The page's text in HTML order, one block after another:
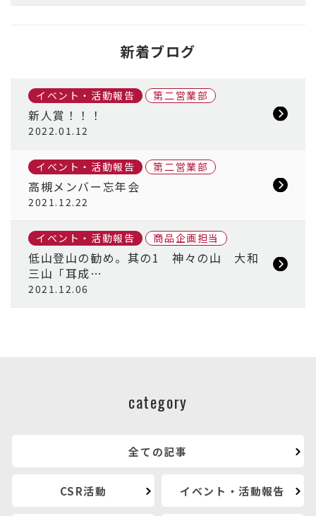
新着ブログ
イベント・活動報告 第二営業部
2022.01.12
新人賞！！！
イベント・活動報告 第二営業部
2021.12.22
高槻メンバー忘年会
イベント・活動報告 商品企画担当
2021.12.06
低山登山の勧め。其の1 神々の山 大和
三山「耳成…
category
全ての記事
CSR活動 イベント・活動報告